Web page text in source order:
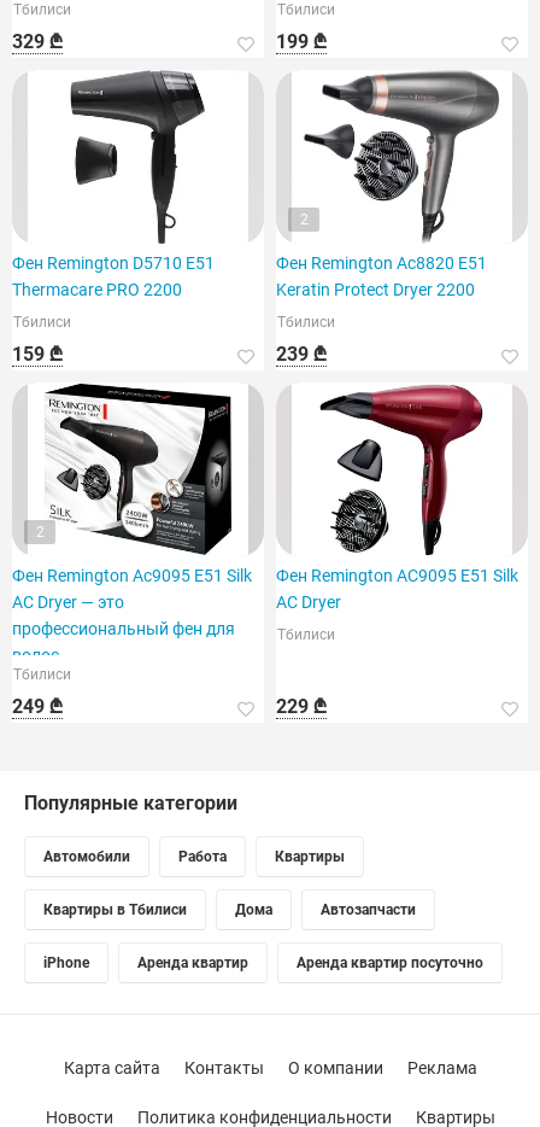
Тбилиси
329 ₾
Тбилиси
199 ₾
Фен Remington D5710 E51
Thermacare PRO 2200
Тбилиси
159 ₾
2
Фен Remington Ac8820 E51
Keratin Protect Dryer 2200
Тбилиси
239 ₾
2
Фен Remington Ac9095 E51 Silk
AC Dryer — это
профессиональный фен для
волос.
Тбилиси
249 ₾
Фен Remington AC9095 E51 Silk
AC Dryer
Тбилиси
229 ₾
Популярные категории
Автомобили Работа Квартиры
Квартиры в Тбилиси Дома Автозапчасти
iPhone Аренда квартир Аренда квартир посуточно
Карта сайта Контакты О компании Реклама
Новости Политика конфиденциальности Квартиры